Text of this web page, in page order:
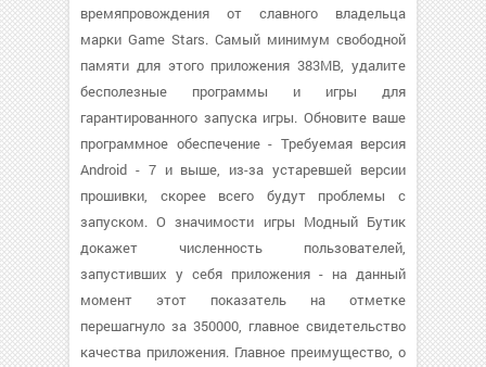
времяпровождения от славного владельца
марки Game Stars. Самый минимум свободной
памяти для этого приложения 383MB, удалите
бесполезные программы и игры для
гарантированного запуска игры. Обновите ваше
программное обеспечение - Требуемая версия
Android - 7 и выше, из-за устаревшей версии
прошивки, скорее всего будут проблемы с
запуском. О значимости игры Модный Бутик
докажет численность пользователей,
запустивших у себя приложения - на данный
момент этот показатель на отметке
перешагнуло за 350000, главное свидетельство
качества приложения. Главное преимущество, о